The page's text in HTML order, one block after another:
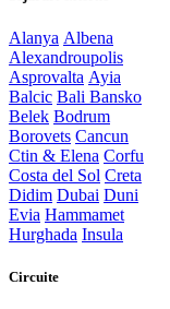
Alanya Albena
Alexandroupolis
Asprovalta Ayia
Balcic Bali Bansko
Belek Bodrum
Borovets Cancun
Ctin & Elena Corfu
Costa del Sol Creta
Didim Dubai Duni
Evia Hammamet
Hurghada Insula
Circuite